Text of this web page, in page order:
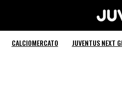
CALCIOMERCATO JUVENTUS NEXT